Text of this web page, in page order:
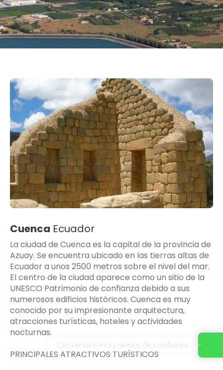
Cuenca Ecuador
La ciudad de Cuenca es la capital de la provincia de
Azuay. Se encuentra ubicado en las tierras altas de
Ecuador a unos 2500 metros sobre el nivel del mar.
El centro de la ciudad aparece como un sitio de la
UNESCO Patrimonio de confianza debido a sus
numerosos edificios históricos. Cuenca es muy
conocido por su impresionante arquitectura,
atracciones turísticas, hoteles y actividades
nocturnas.
PRINCIPALES ATRACTIVOS TURÍSTICOS
Contacta con tu asesor de confianza